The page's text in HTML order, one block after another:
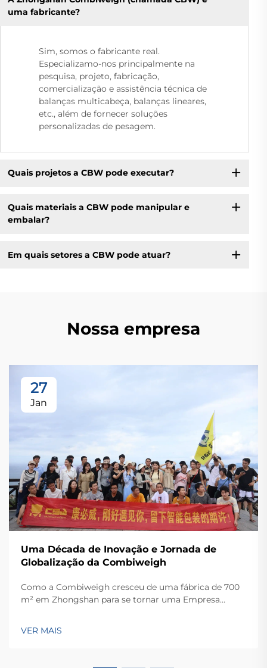
uma fabricante?
Sim, somos o fabricante real.
Especializamo-nos principalmente na
pesquisa, projeto, fabricação,
comercialização e assistência técnica de
balanças multicabeça, balanças lineares,
etc., além de fornecer soluções
personalizadas de pesagem.
Quais projetos a CBW pode executar?
Quais materiais a CBW pode manipular e
embalar?
Em quais setores a CBW pode atuar?
Nossa empresa
27
Jan
Uma Década de Inovação e Jornada de
Globalização da Combiweigh
Como a Combiweigh cresceu de uma fábrica de 700
m² em Zhongshan para se tornar uma Empresa
pesagem — solicite ainda hoje uma consulta global
VER MAIS